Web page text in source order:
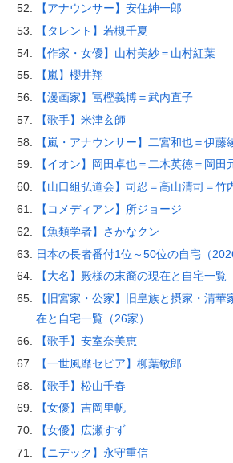
【アナウンサー】安住紳一郎
【タレント】若槻千夏
【作家・女優】山村美紗＝山村紅葉
【嵐】櫻井翔
【漫画家】冨樫義博＝武内直子
【歌手】米津玄師
【嵐・アナウンサー】二宮和也＝伊藤
【イオン】岡田卓也＝二木英徳＝岡田
【山口組弘道会】司忍＝高山清司＝竹
【コメディアン】所ジョージ
【魚類学者】さかなクン
日本の長者番付1位～50位の自宅（
【大名】殿様の末裔の現在と自宅一覧
【旧宮家・公家】旧皇族と摂家・清
在と自宅一覧（26家）
【歌手】安室奈美恵
【一世風靡セピア】柳葉敏郎
【歌手】松山千春
【女優】吉岡里帆
【女優】広瀬すず
【ニデック】永守重信